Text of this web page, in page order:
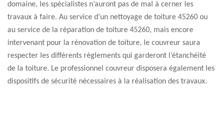
domaine, les spécialistes n’auront pas de mal à cerner les
travaux à faire. Au service d’un nettoyage de toiture 45260 ou
au service de la réparation de toiture 45260, mais encore
intervenant pour la rénovation de toiture, le couvreur saura
respecter les différents règlements qui garderont l’étanchéité
de la toiture. Le professionnel couvreur disposera également les
dispositifs de sécurité nécessaires à la réalisation des travaux.